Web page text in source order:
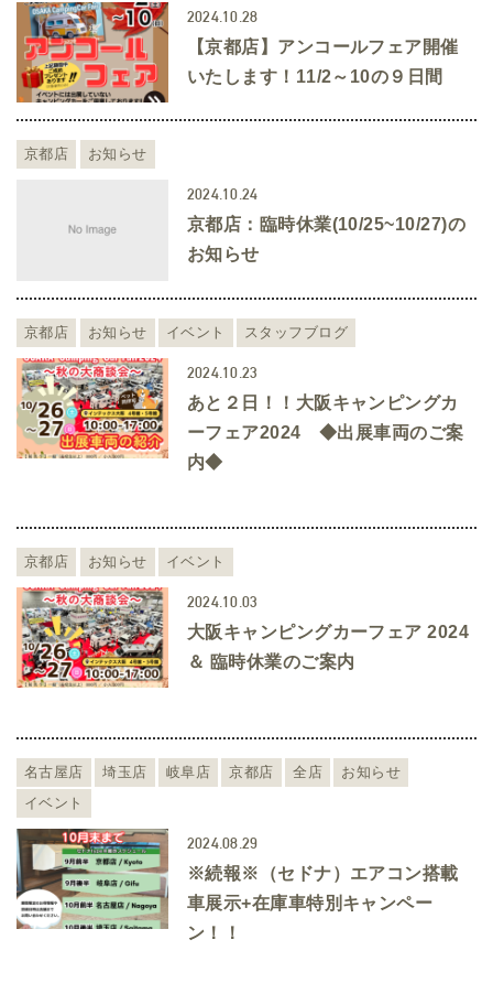
2024.10.28
【京都店】アンコールフェア開催
いたします！11/2～10の９日間
京都店 お知らせ
2024.10.24
京都店：臨時休業(10/25~10/27)の
お知らせ
京都店 お知らせ イベント スタッフブログ
2024.10.23
あと２日！！大阪キャンピングカ
ーフェア2024 ◆出展車両のご案
内◆
京都店 お知らせ イベント
2024.10.03
大阪キャンピングカーフェア 2024
＆ 臨時休業のご案内
名古屋店 埼玉店 岐阜店 京都店 全店
お知らせ
イベント
2024.08.29
※続報※（セドナ）エアコン搭載
車展示+在庫車特別キャンペー
ン！！